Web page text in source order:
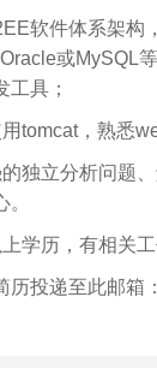
软件体系架构
或MySQL
工具；
tomcat，熟悉
独立分析问题
学历，有相关
历投递至此邮箱